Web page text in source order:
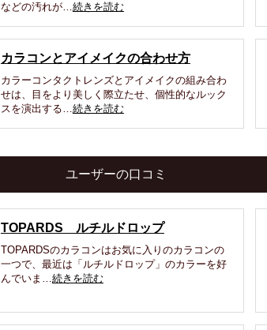
などの汚れが…続きを読む
カラコンとアイメイクの合わせ方
カラーコンタクトレンズとアイメイクの組み合わ
せは、目をより美しく際立たせ、個性的なルック
スを演出する…続きを読む
ユーザーの口コミ
TOPARDS ルチルドロップ
TOPARDSのカラコンはお気に入りのカラコンの
一つで、最近は「ルチルドロップ」のカラーを好
んでいま…続きを読む